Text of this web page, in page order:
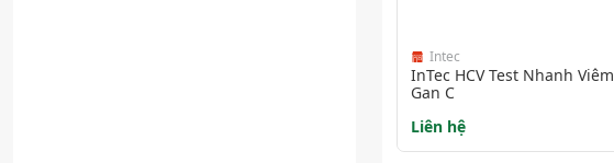
Intec
InTec HCV Test Nhanh Viêm
Gan C
Liên hệ